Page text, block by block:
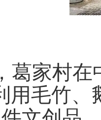
葛家村在
用毛竹、